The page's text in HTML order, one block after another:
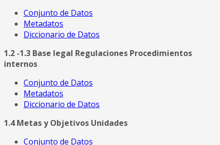
Conjunto de Datos
Metadatos
Diccionario de Datos
1.2 -1.3 Base legal Regulaciones Procedimientos
internos
Conjunto de Datos
Metadatos
Diccionario de Datos
1.4 Metas y Objetivos Unidades
Conjunto de Datos